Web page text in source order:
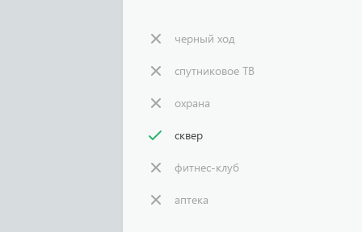
черный ход
спутниковое ТВ
охрана
сквер
фитнес-клуб
аптека